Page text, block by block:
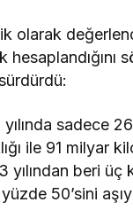
olarak
sadece
ile 91 milyar
yılından beri
50’sini